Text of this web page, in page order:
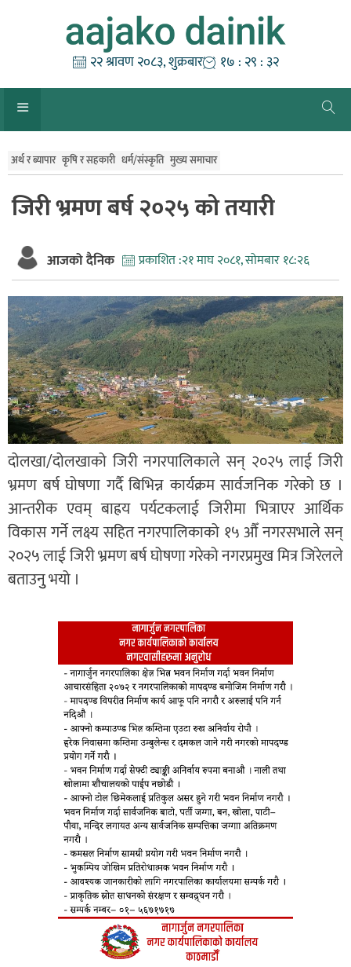
२२ श्रावण २०८३, शुक्रबार १७ : २९ : ३२
अर्थ र ब्यापार कृषि र सहकारी धर्म/संस्कृति मुख्य समाचार
जिरी भ्रमण बर्ष २०२५ को तयारी
आजको दैनिक प्रकाशित :२१ माघ २०८१, सोमबार १८:२६
दोलखा/दोलखाको जिरी नगरपालिकाले सन् २०२५ लाई जिरी
भ्रमण बर्ष घोषणा गर्दै बिभिन्न कार्यक्रम सार्वजनिक गरेको छ ।
आन्तरीक एवम् बाह्रय पर्यटकलाई जिरीमा भित्राएर आर्थिक
विकास गर्ने लक्ष्य सहित नगरपालिकाको १५ औँ नगरसभाले सन्
२०२५ लाई जिरी भ्रमण बर्ष घोषणा गरेको नगरप्रमुख मित्र जिरेलले
बताउनुु भयो ।